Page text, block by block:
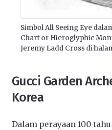
Simbol All Seeing Eye
Chart or Hieroglyphic
Jeremy Ladd Cross di
Gucci Garden
Korea
Dalam perayaan 100